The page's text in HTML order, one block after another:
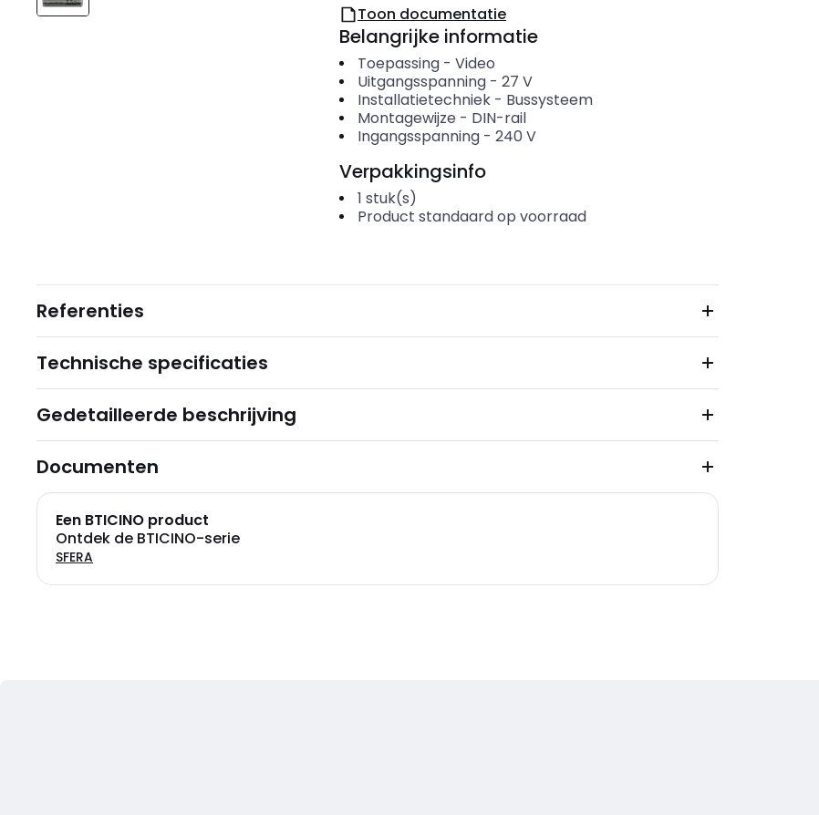
Toon documentatie
Belangrijke informatie
Toepassing- Video
Uitgangsspanning- 27 V
Installatietechniek- Bussysteem
Montagewijze - DIN-rail
Ingangsspanning- 240 V
Verpakkingsinfo
1 stuk(s)
Product standaard op voorraad
Referenties
Technische specificaties
Gedetailleerde beschrijving
Documenten
Een BTICINO product
Ontdek de BTICINO-serie
SFERA